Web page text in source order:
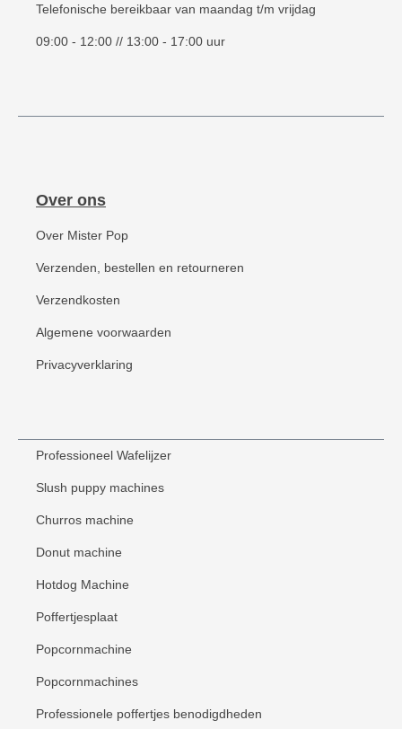
Telefonische bereikbaar van maandag t/m vrijdag
09:00 - 12:00 // 13:00 - 17:00 uur
Over ons
Over Mister Pop
Verzenden, bestellen en retourneren
Verzendkosten
Algemene voorwaarden
Privacyverklaring
Professioneel Wafelijzer
Slush puppy machines
Churros machine
Donut machine
Hotdog Machine
Poffertjesplaat
Popcornmachine
Popcornmachines
Professionele poffertjes benodigdheden